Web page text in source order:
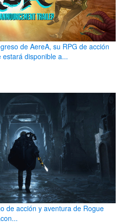
de AereA, su RPG de acción
disponible a...
de acción y aventura de Rogue